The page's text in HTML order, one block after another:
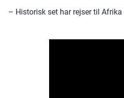
– Historisk set har rejser til